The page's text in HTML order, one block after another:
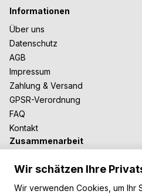
Informationen
Über uns
Datenschutz
AGB
Impressum
Zahlung & Versand
GPSR-Verordnung
FAQ
Kontakt
Zusammenarbeit
B2B-Zusammenarbeit
Unsere Teppiche
Wir schätzen Ihre
Wir verwenden Cookies, um Ihr